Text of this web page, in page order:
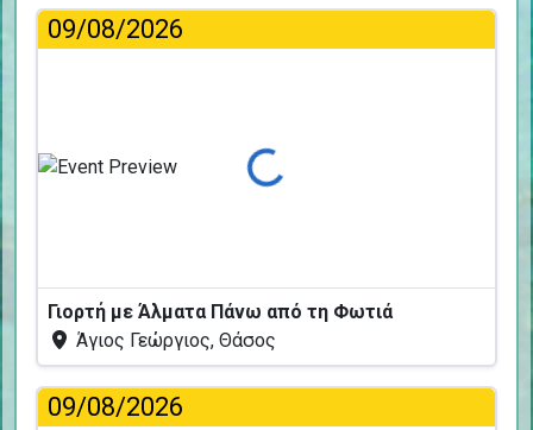
09/08/2026
Φόρτωση...
Γιορτή με Άλματα Πάνω από τη Φωτιά
Άγιος Γεώργιος, Θάσος
09/08/2026